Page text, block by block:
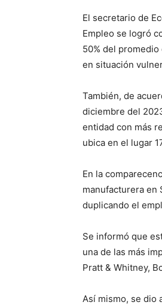
El secretario de
Empleo se logró
50% del
en situación
También, de
diciembre del
entidad con más
ubica en el lugar
En la
manufacturera en
duplicando el
Se informó que
una de las más
Pratt & Whitney,
Así mismo, se dio